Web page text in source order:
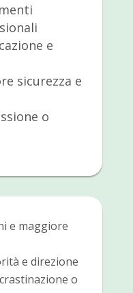
e
sicurezza e
o
e maggiore
e direzione
o